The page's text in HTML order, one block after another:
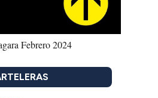
Febrero 2024